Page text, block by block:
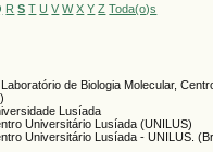
R S T U V W X Y Z Toda(o)s
, Laboratório de Biologia Molecular,
Lusíada
Universitário Lusíada (UNILUS)
Universitário Lusíada - UNILUS.